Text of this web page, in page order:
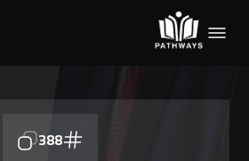
388